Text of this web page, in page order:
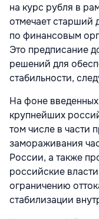
на курс рубля в
отмечает старший
по финансовым
Это предписание
решений для
стабильности,
На фоне
крупнейших
том числе в части
замораживания
России, а также
российские
ограничению
стабилизации